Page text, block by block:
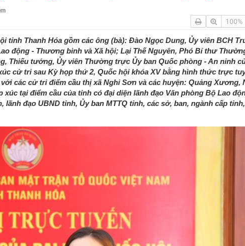
100%
tỉnh Thanh Hóa gồm các ông (bà): Đào Ngọc Dung, Ủy viên BCH
động - Thương binh và Xã hội; Lại Thế Nguyên, Phó Bí thư
Thiếu tướng, Ủy viên Thường trực Ủy ban Quốc phòng - An ninh
cử tri sau Kỳ họp thứ 2, Quốc hội khóa XV bằng hình thức trực
các cử tri điểm cầu thị xã Nghi Sơn và các huyện: Quảng Xương,
tại điểm cầu của tỉnh có đại diện lãnh đạo Văn phòng Bộ Lao
đạo UBND tỉnh, Ủy ban MTTQ tỉnh, các sở, ban, ngành cấp